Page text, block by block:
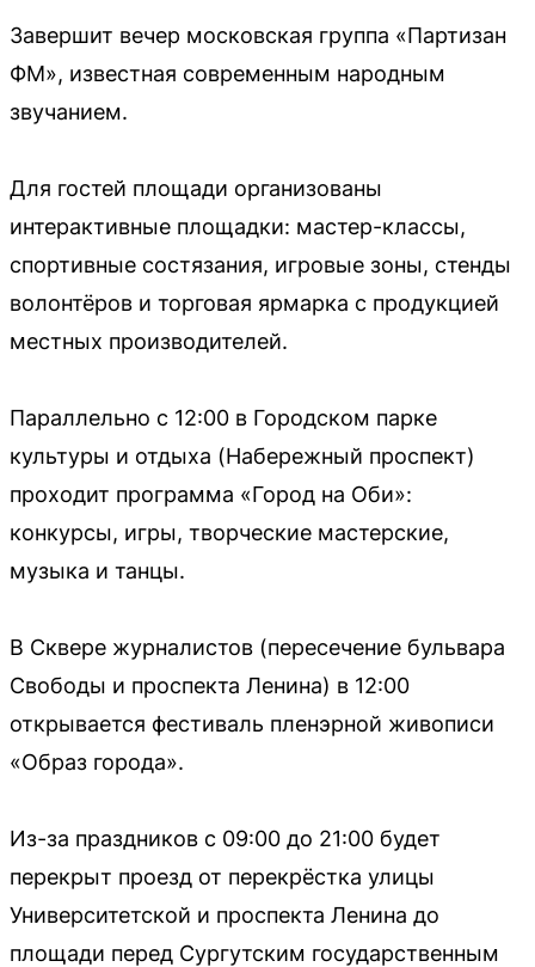
Завершит вечер московская группа «Партизан
ФМ», известная современным народным
звучанием.
Для гостей площади организованы
интерактивные площадки: мастер-классы,
спортивные состязания, игровые зоны, стенды
волонтёров и торговая ярмарка с продукцией
местных производителей.
Параллельно с 12:00 в Городском парке
культуры и отдыха (Набережный проспект)
проходит программа «Город на Оби»:
конкурсы, игры, творческие мастерские,
музыка и танцы.
В Сквере журналистов (пересечение бульвара
Свободы и проспекта Ленина) в 12:00
открывается фестиваль пленэрной живописи
«Образ города».
Из-за праздников с 09:00 до 21:00 будет
перекрыт проезд от перекрёстка улицы
Университетской и проспекта Ленина до
площади перед Сургутским государственным